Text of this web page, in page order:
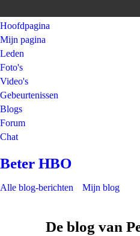
Hoofdpagina
Mijn pagina
Leden
Foto's
Video's
Gebeurtenissen
Blogs
Forum
Chat
Beter HBO
Alle blog-berichten Mijn blog
De blog van